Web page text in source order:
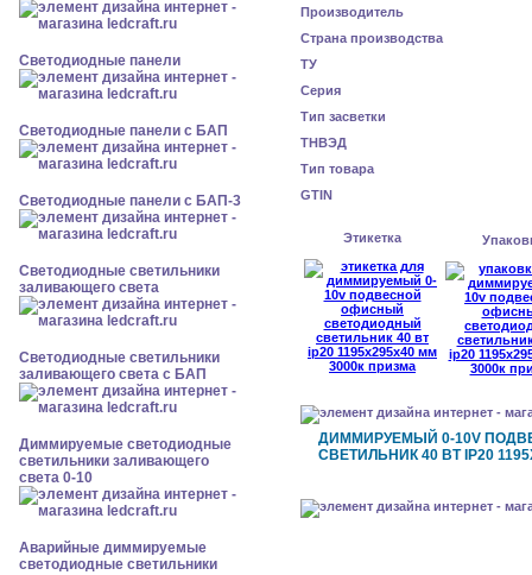
Cветодиодные панели
Cветодиодные панели с БАП
Cветодиодные панели с БАП-3
Светодиодные светильники
заливающего света
Светодиодные светильники
заливающего света с БАП
Диммируемые светодиодные
светильники заливающего
света 0-10
Аварийные диммируемые
светодиодные светильники
Производитель
Страна производства
ТУ
Серия
Тип засветки
ТНВЭД
Тип товара
GTIN
Этикетка
ДИММИРУЕМЫЙ 0-10V
СВЕТИЛЬНИК 40 ВТ IP20